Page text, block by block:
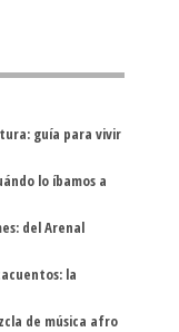
guía para vivir
lo íbamos a
del Arenal
la
de música afro